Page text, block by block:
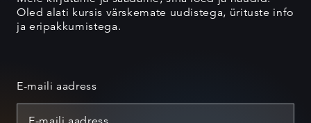
Oled alati kursis värskemate uudistega, ürituste info
ja eripakkumistega.
E-maili aadress